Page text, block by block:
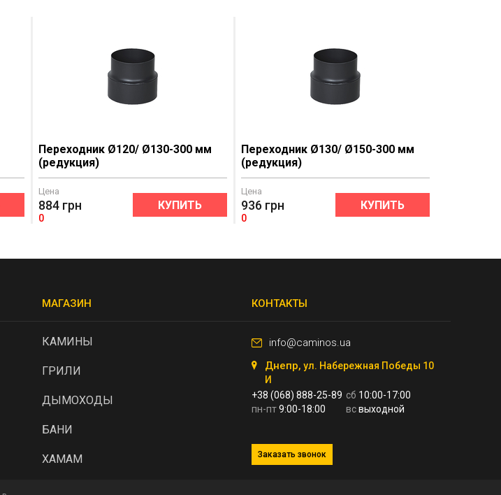
Переходник Ø120/ Ø130-300 мм
(редукция)
Цена
884 грн
0
КУПИТЬ
Переходник Ø130/ Ø150-300 мм
(редукция)
Цена
936 грн
0
КУПИТЬ
МАГАЗИН
КАМИНЫ
ГРИЛИ
ДЫМОХОДЫ
БАНИ
ХАМАМ
КОНТАКТЫ
info@caminos.ua
Днепр, ул. Набережная Победы 10
И
+38 (068) 888-25-89
пн-пт9:00-18:00
сб 10:00-17:00
всвыходной
Заказать звонок